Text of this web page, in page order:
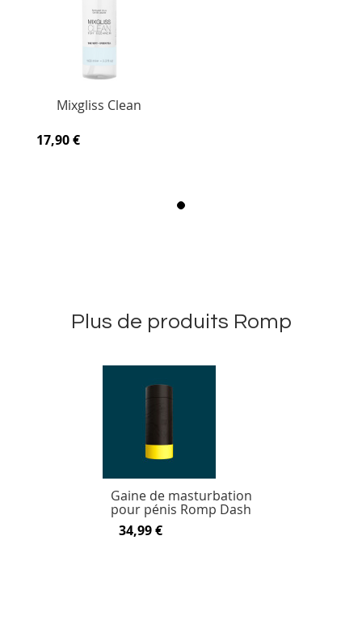
Mixgliss Clean
17,90 €
Plus de produits Romp
Gaine de masturbation
pour pénis Romp Dash
34,99 €